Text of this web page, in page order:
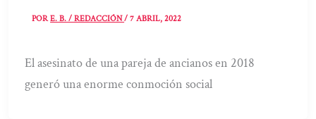
PORE. B. / REDACCIÓN/7 ABRIL, 2022
El asesinato de una pareja de ancianos en 2018
generó una enorme conmoción social